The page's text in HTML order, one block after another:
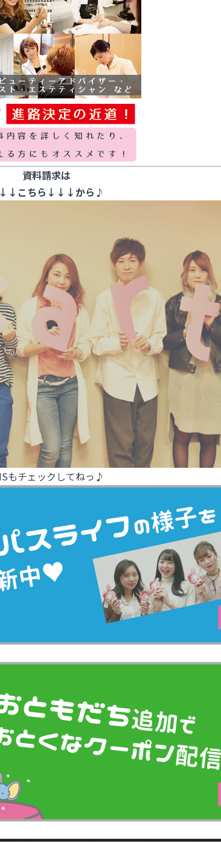
資料請求は
こちら↓↓↓から♪
もチェックしてねっ♪